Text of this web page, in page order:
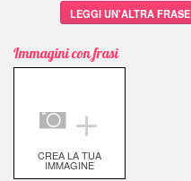
LEGGI UN'ALTRA FRASE
Immagini con frasi
＋
CREA LA TUA
IMMAGINE